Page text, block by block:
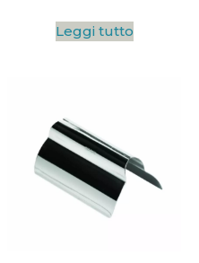
Leggi tutto